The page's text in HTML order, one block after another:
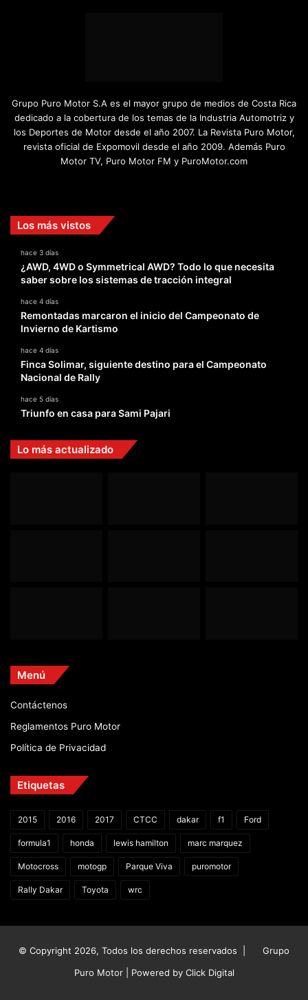
Grupo Puro Motor S.A es el mayor grupo de medios de Costa Rica
dedicado a la cobertura de los temas de la Industria Automotriz y
los Deportes de Motor desde el año 2007. La Revista Puro Motor,
revista oficial de Expomovil desde el año 2009. Además Puro
Motor TV, Puro Motor FM y PuroMotor.com
Los más vistos
hace 3 días
¿AWD, 4WD o Symmetrical AWD? Todo lo que necesita
saber sobre los sistemas de tracción integral
hace 4 días
Remontadas marcaron el inicio del Campeonato de
Invierno de Kartismo
hace 4 días
Finca Solimar, siguiente destino para el Campeonato
Nacional de Rally
hace 5 días
Triunfo en casa para Sami Pajari
Lo más actualizado
Menú
Contáctenos
Reglamentos Puro Motor
Política de Privacidad
Etiquetas
2015 2016 2017 CTCC dakar f1 Ford
formula1 honda lewis hamilton marc marquez
Motocross motogp Parque Viva puromotor
Rally Dakar Toyota wrc
© Copyright 2026, Todos los derechos reservados |
Grupo
Puro Motor | Powered by Click Digital